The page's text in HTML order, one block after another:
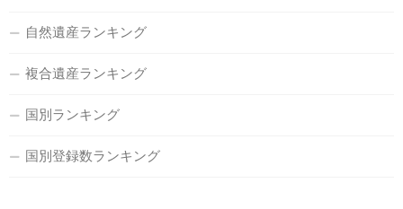
自然遺産ランキング
複合遺産ランキング
国別ランキング
国別登録数ランキング